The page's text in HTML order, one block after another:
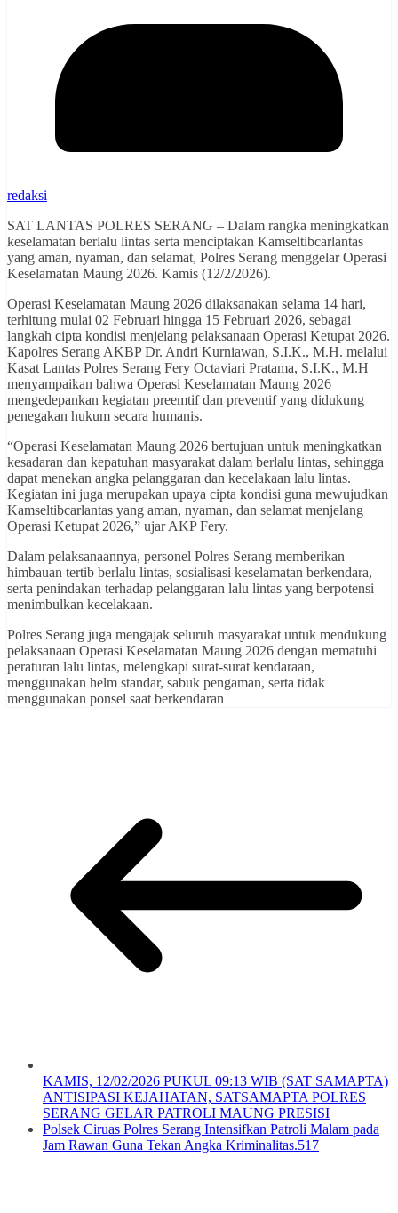
redaksi
SAT LANTAS POLRES SERANG – Dalam rangka meningkatkan
keselamatan berlalu lintas serta menciptakan Kamseltibcarlantas
yang aman, nyaman, dan selamat, Polres Serang menggelar Operasi
Keselamatan Maung 2026. Kamis (12/2/2026).
Operasi Keselamatan Maung 2026 dilaksanakan selama 14 hari,
terhitung mulai 02 Februari hingga 15 Februari 2026, sebagai
langkah cipta kondisi menjelang pelaksanaan Operasi Ketupat 2026.
Kapolres Serang AKBP Dr. Andri Kurniawan, S.I.K., M.H. melalui
Kasat Lantas Polres Serang Fery Octaviari Pratama, S.I.K., M.H
menyampaikan bahwa Operasi Keselamatan Maung 2026
mengedepankan kegiatan preemtif dan preventif yang didukung
penegakan hukum secara humanis.
“Operasi Keselamatan Maung 2026 bertujuan untuk meningkatkan
kesadaran dan kepatuhan masyarakat dalam berlalu lintas, sehingga
dapat menekan angka pelanggaran dan kecelakaan lalu lintas.
Kegiatan ini juga merupakan upaya cipta kondisi guna mewujudkan
Kamseltibcarlantas yang aman, nyaman, dan selamat menjelang
Operasi Ketupat 2026,” ujar AKP Fery.
Dalam pelaksanaannya, personel Polres Serang memberikan
himbauan tertib berlalu lintas, sosialisasi keselamatan berkendara,
serta penindakan terhadap pelanggaran lalu lintas yang berpotensi
menimbulkan kecelakaan.
Polres Serang juga mengajak seluruh masyarakat untuk mendukung
pelaksanaan Operasi Keselamatan Maung 2026 dengan mematuhi
peraturan lalu lintas, melengkapi surat-surat kendaraan,
menggunakan helm standar, sabuk pengaman, serta tidak
menggunakan ponsel saat berkendaran
KAMIS, 12/02/2026 PUKUL 09:13 WIB (SAT SAMAPTA)
ANTISIPASI KEJAHATAN, SATSAMAPTA POLRES
SERANG GELAR PATROLI MAUNG PRESISI
Polsek Ciruas Polres Serang Intensifkan Patroli Malam pada
Jam Rawan Guna Tekan Angka Kriminalitas.517